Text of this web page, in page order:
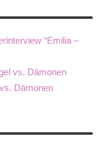
“Emilia –
vs. Dämonen
Dämonen